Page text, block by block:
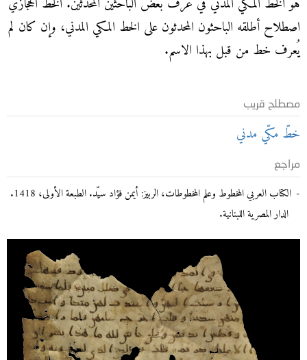
اصطلاح أطلقه الباحثون المحدثون على الخط المكي المدني، وإن كان لم
يُعرف خط من قبل بهذا الاسم.
مصطلح قريب
خطّ مكّي مدني
مراجع
الكتاب العربي المخطوط وعلم المخطوطات، الربيز: أيمن فؤاد سيّد. الطبعة الأولى، 1418.
الدار المصرية اللبنانية.